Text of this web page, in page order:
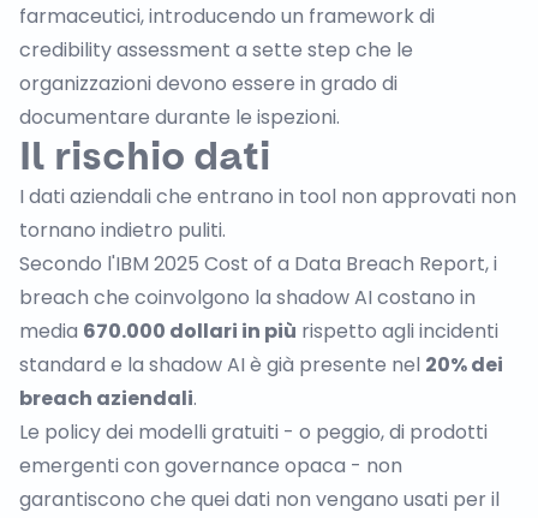
farmaceutici, introducendo un framework di
credibility assessment a sette step che le
organizzazioni devono essere in grado di
documentare durante le ispezioni.
Il rischio dati
I dati aziendali che entrano in tool non approvati non
tornano indietro puliti.
Secondo l'IBM 2025 Cost of a Data Breach Report, i
breach che coinvolgono la shadow AI costano in
media 670.000 dollari in più rispetto agli incidenti
standard e la shadow AI è già presente nel 20% dei
breach aziendali.
Le policy dei modelli gratuiti - o peggio, di prodotti
emergenti con governance opaca - non
garantiscono che quei dati non vengano usati per il